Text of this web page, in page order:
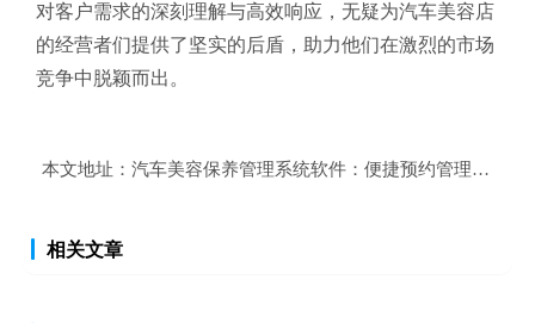
对客户需求的深刻理解与高效响应，无疑为汽车美容店
的经营者们提供了坚实的后盾，助力他们在激烈的市场
竞争中脱颖而出。
本文地址： 汽车美容保养管理系统软件：便捷预约管理优化体
相关文章